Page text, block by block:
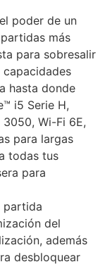
poder de un
más
para sobresalir
hasta donde
i5 Serie H,
Wi-Fi 6E,
para largas
todas tus
para
partida
del
además
desbloquear